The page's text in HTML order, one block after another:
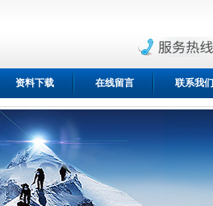
资料下载 在线留言 联系我们